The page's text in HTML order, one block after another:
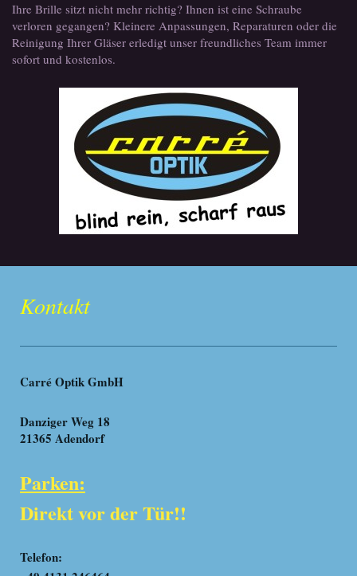
Ihre Brille sitzt nicht mehr richtig? Ihnen ist eine Schraube
verloren gegangen? Kleinere Anpassungen, Reparaturen oder die
Reinigung Ihrer Gläser erledigt unser freundliches Team immer
sofort und kostenlos.
Kontakt
Carré Optik GmbH
Danziger Weg 18
21365 Adendorf
Parken:
Direkt vor der Tür!!
Telefon: